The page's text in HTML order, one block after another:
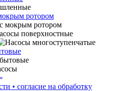
ротором
• согласие на обработку